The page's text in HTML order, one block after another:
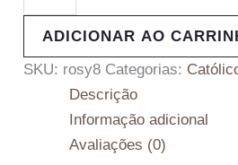
ADICIONAR AO
SKU: rosy8 Categorias:
Descrição
Informação adicional
Avaliações (0)